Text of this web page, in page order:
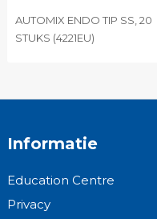
AUTOMIX ENDO TIP SS, 20
STUKS (4221EU)
Informatie
Education Centre
Privacy